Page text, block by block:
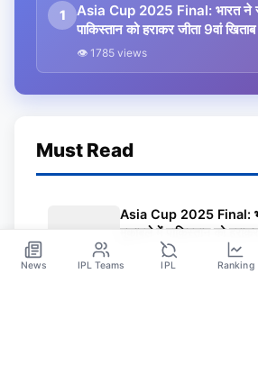
1
Asia Cup 2025 Final: भारत ने
पाकिस्तान को हराकर जीता 9वां खिताब
👁 1785 views
Must Read
Asia Cup 2025 Final:
मुकाबले में पाकिस्तान को
News IPL Teams IPL Ranking